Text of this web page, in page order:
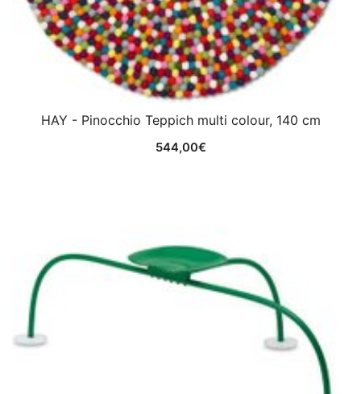
HAY - Pinocchio Teppich multi colour, 140 cm
544,00€